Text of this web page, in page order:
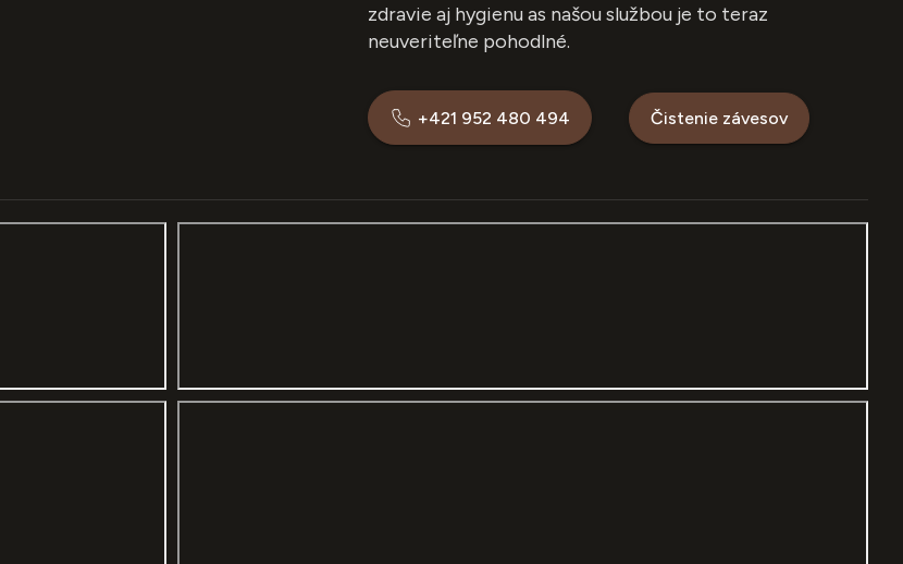
zdravie aj hygienu as našou službou je to teraz
neuveriteľne pohodlné.
+421 952 480 494 Čistenie závesov